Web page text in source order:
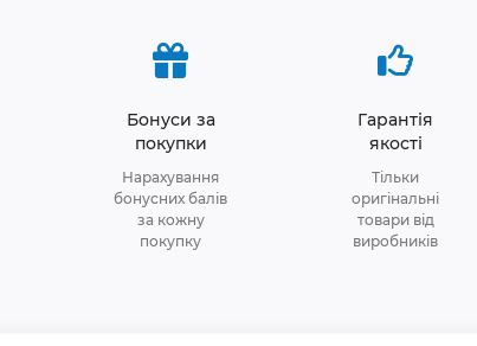
Бонуси за
покупки
Нарахування
бонусних балів
за кожну
покупку
Гарантія
якості
Тільки
оригінальні
товари від
виробників